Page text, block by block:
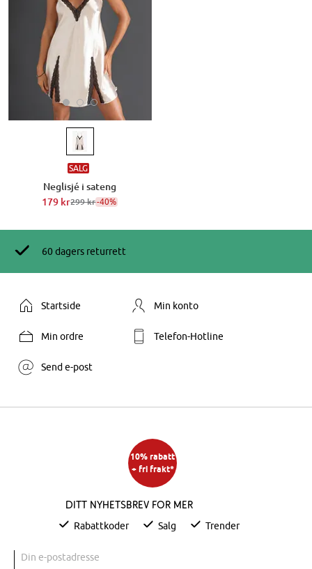
SALG
Neglisjé i sateng
179 kr299 kr-40%
60 dagers returrett
Startside Min konto
Min ordre Telefon-Hotline
Send e-post
10% rabatt
+ fri frakt*
Ditt nyhetsbrev for mer
Rabattkoder Salg Trender
Din e-postadresse